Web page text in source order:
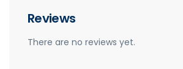
Reviews
There are no reviews yet.